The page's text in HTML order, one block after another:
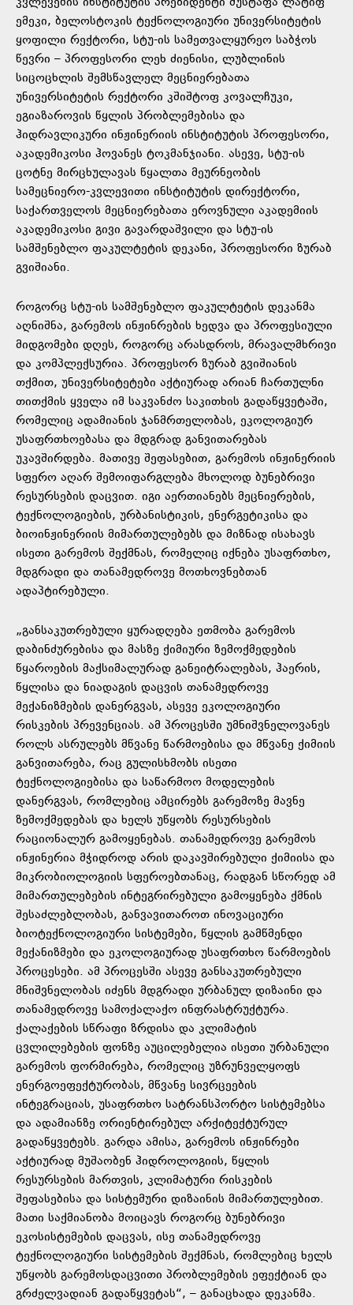
ემეკი, ბელოსტოკის ტექნოლოგიური უნივერსიტეტის
ყოფილი რექტორი, სტუ-ის სამეთვალყურეო საბჭოს
წევრი – პროფესორი ლეხ ძიენისი, ლუბლინის
სიცოცხლის შემსწავლელ მეცნიერებათა
უნივერსიტეტის რექტორი კშიშტოფ კოვალჩუკი,
ეგიაზაროვის წყლის პრობლემებისა და
ჰიდრავლიკური ინჟინერიის ინსტიტუტის პროფესორი,
აკადემიკოსი ჰოვანეს ტოკმანჯიანი. ასევე, სტუ-ის
ცოტნე მირცხულავას წყალთა მეურნეობის
სამეცნიერო-კვლევითი ინსტიტუტის დირექტორი,
საქართველოს მეცნიერებათა ეროვნული აკადემიის
აკადემიკოსი გივი გავარდაშვილი და სტუ-ის
სამშენებლო ფაკულტეტის დეკანი, პროფესორი ზურაბ
გვიშიანი.
როგორც სტუ-ის სამშენებლო ფაკულტეტის დეკანმა
აღნიშნა, გარემოს ინჟინრების ხედვა და პროფესიული
მიდგომები დღეს, როგორც არასდროს, მრავალმხრივი
და კომპლექსურია. პროფესორ ზურაბ გვიშიანის
თქმით, უნივერსიტეტები აქტიურად არიან ჩართულნი
თითქმის ყველა იმ საკვანძო საკითხის გადაწყვეტაში,
რომელიც ადამიანის ჯანმრთელობას, ეკოლოგიურ
უსაფრთხოებასა და მდგრად განვითარებას
უკავშირდება. მათივე შეფასებით, გარემოს ინჟინერიის
სფერო აღარ შემოიფარგლება მხოლოდ ბუნებრივი
რესურსების დაცვით. იგი აერთიანებს მეცნიერების,
ტექნოლოგიების, ურბანისტიკის, ენერგეტიკისა და
ბიოინჟინერიის მიმართულებებს და მიზნად ისახავს
ისეთი გარემოს შექმნას, რომელიც იქნება უსაფრთხო,
მდგრადი და თანამედროვე მოთხოვნებთან
ადაპტირებული.
„განსაკუთრებული ყურადღება ეთმობა გარემოს
დაბინძურებისა და მასზე ქიმიური ზემოქმედების
წყაროების მაქსიმალურად განეიტრალებას, ჰაერის,
წყლისა და ნიადაგის დაცვის თანამედროვე
მექანიზმების დანერგვას, ასევე ეკოლოგიური
რისკების პრევენციას. ამ პროცესში უმნიშვნელოვანეს
როლს ასრულებს მწვანე წარმოებისა და მწვანე ქიმიის
განვითარება, რაც გულისხმობს ისეთი
ტექნოლოგიებისა და საწარმოო მოდელების
დანერგვას, რომლებიც ამცირებს გარემოზე მავნე
ზემოქმედებას და ხელს უწყობს რესურსების
რაციონალურ გამოყენებას. თანამედროვე გარემოს
ინჟინერია მჭიდროდ არის დაკავშირებული ქიმიისა და
მიკრობიოლოგიის სფეროებთანაც, რადგან სწორედ ამ
მიმართულებების ინტეგრირებული გამოყენება ქმნის
შესაძლებლობას, განვავითაროთ ინოვაციური
ბიოტექნოლოგიური სისტემები, წყლის გამწმენდი
მექანიზმები და ეკოლოგიურად უსაფრთხო წარმოების
პროცესები. ამ პროცესში ასევე განსაკუთრებული
მნიშვნელობას იძენს მდგრადი ურბანულ დიზაინი და
თანამედროვე სამოქალაქო ინფრასტრუქტურა.
ქალაქების სწრაფი ზრდისა და კლიმატის
ცვლილებების ფონზე აუცილებელია ისეთი ურბანული
გარემოს ფორმირება, რომელიც უზრუნველყოფს
ენერგოეფექტურობას, მწვანე სივრცეების
ინტეგრაციას, უსაფრთხო სატრანსპორტო სისტემებსა
და ადამიანზე ორიენტირებულ არქიტექტურულ
გადაწყვეტებს. გარდა ამისა, გარემოს ინჟინრები
აქტიურად მუშაობენ ჰიდროლოგიის, წყლის
რესურსების მართვის, კლიმატური რისკების
შეფასებისა და სისტემური დიზაინის მიმართულებით.
მათი საქმიანობა მოიცავს როგორც ბუნებრივი
ეკოსისტემების დაცვას, ისე თანამედროვე
ტექნოლოგიური სისტემების შექმნას, რომლებიც ხელს
უწყობს გარემოსდაცვითი პრობლემების ეფექტიან და
გრძელვადიან გადაწყვეტას“, – განაცხადა დეკანმა.